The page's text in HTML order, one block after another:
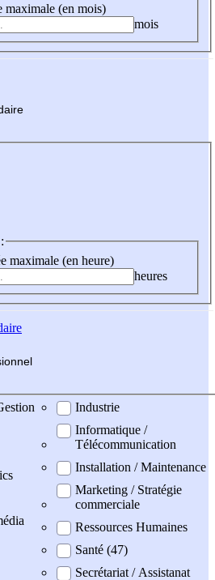
maximale (en mois)
mois
maximale (en heure)
heures
Industrie
Informatique /
Télécommunication
Installation / Maintenance
Marketing / Stratégie
commerciale
Ressources Humaines
Santé (47)
Secrétariat / Assistanat